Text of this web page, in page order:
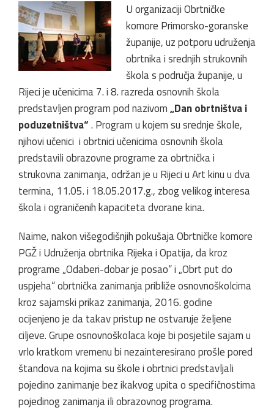
U organizaciji Obrtničke
komore Primorsko-goranske
županije, uz potporu udruženja
obrtnika i srednjih strukovnih
škola s područja županije, u
Rijeci je učenicima 7. i 8. razreda osnovnih škola
predstavljen program pod nazivom„Dan obrtništva i
poduzetništva“. Program u kojem su srednje škole,
njihovi učenici i obrtnici učenicima osnovnih škola
predstavili obrazovne programe za obrtnička i
strukovna zanimanja, održan je u Rijeci u Art kinu u dva
termina, 11.05. i 18.05.2017.g., zbog velikog interesa
škola i ograničenih kapaciteta dvorane kina.
Naime, nakon višegodišnjih pokušaja Obrtničke komore
PGŽ i Udruženja obrtnika Rijeka i Opatija, da kroz
programe „Odaberi-dobar je posao“ i „Obrt put do
uspjeha“ obrtnička zanimanja približe osnovnoškolcima
kroz sajamski prikaz zanimanja, 2016. godine
ocijenjeno je da takav pristup ne ostvaruje željene
ciljeve. Grupe osnovnoškolaca koje bi posjetile sajam u
vrlo kratkom vremenu bi nezainteresirano prošle pored
štandova na kojima su škole i obrtnici predstavljali
pojedino zanimanje bez ikakvog upita o specifičnostima
pojedinog zanimanja ili obrazovnog programa.